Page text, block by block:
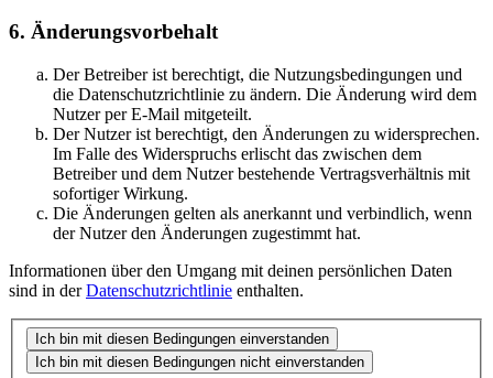
6. Änderungsvorbehalt
Der Betreiber ist berechtigt, die Nutzungsbedingungen und
die Datenschutzrichtlinie zu ändern. Die Änderung wird dem
Nutzer per E-Mail mitgeteilt.
Der Nutzer ist berechtigt, den Änderungen zu widersprechen.
Im Falle des Widerspruchs erlischt das zwischen dem
Betreiber und dem Nutzer bestehende Vertragsverhältnis mit
sofortiger Wirkung.
Die Änderungen gelten als anerkannt und verbindlich, wenn
der Nutzer den Änderungen zugestimmt hat.
Informationen über den Umgang mit deinen persönlichen Daten
sind in derDatenschutzrichtlinie enthalten.